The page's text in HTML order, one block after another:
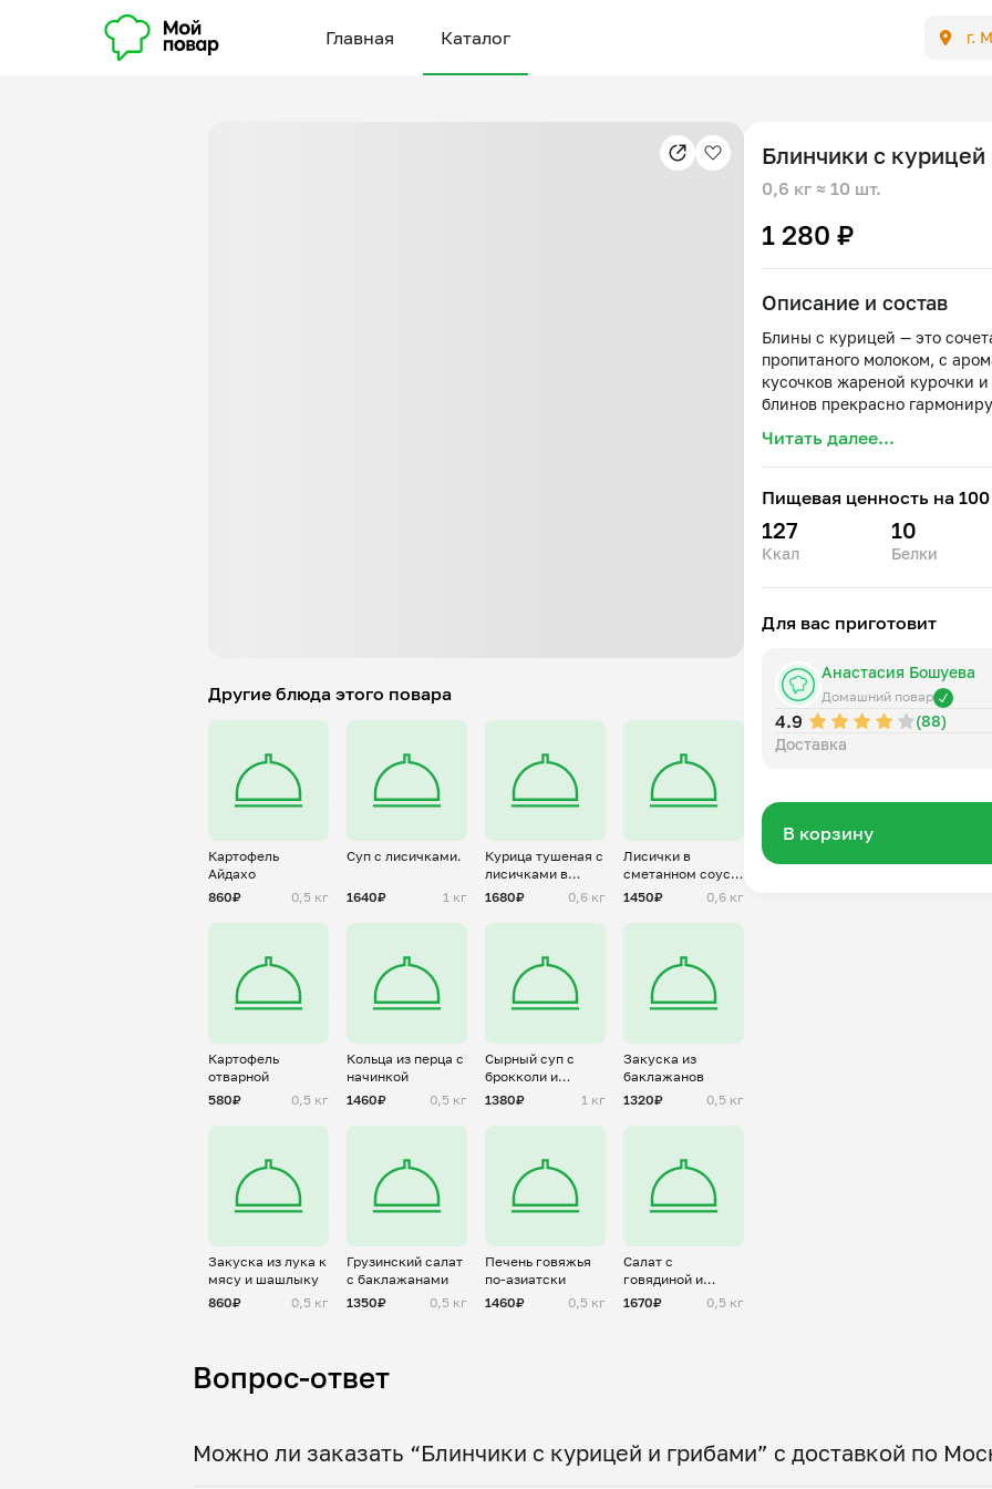
Главная Каталог г.
Другие блюда этого повара
Картофель
Айдахо
860₽
0,5 кг
Суп с лисичками.
1640₽ 1 кг
Курица тушеная с
лисичками в
сметанном соусе
1680₽ 0,6 кг
Лисички в
сметанном соусе
с картофелем
1450₽ 0,6 кг
Картофель
отварной
580₽
0,5 кг
Кольца из перца с
начинкой
1460₽
0,5 кг
Сырный суп с
брокколи и
грибами
1380₽ 1 кг
Закуска из
баклажанов
1320₽
0,5 кг
Закуска из лука к
мясу и шашлыку
860₽
0,5 кг
Грузинский салат
с баклажанами
1350₽
0,5 кг
Печень говяжья
по-азиатски
1460₽
0,5 кг
Салат с
говядиной и
овощами
1670₽ 0,5 кг
Блинчики с курицей
0,6 кг ≈ 10 шт.
1 280 ₽
Описание и состав
Блины с курицей — это
пропитаного молоком, с
кусочков жареной курочки
блинов прекрасно
яркие ощущения тепла и
радостью домашнего
Состав: молоко, яйцо, мука,
Читать далее...
Пищевая ценность на 100
127
Ккал
10
Белки
Для вас приготовит
Анастасия Бошуева
Домашний повар
4.9
(88)
Доставка
В корзину
Вопрос-ответ
Можно ли заказать “Блинчики с курицей и грибами” с доставкой по